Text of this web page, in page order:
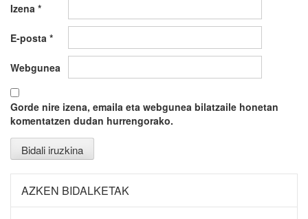
Izena *
E-posta *
Webgunea
Gorde nire izena, emaila eta webgunea bilatzaile honetan
komentatzen dudan hurrengorako.
AZKEN BIDALKETAK